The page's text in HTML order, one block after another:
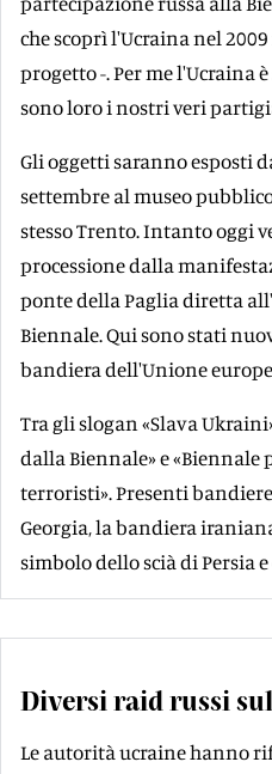
che scoprì l'Ucraina nel
progetto -. Per me l'Ucraina
sono loro i nostri veri
Gli oggetti saranno esposti
settembre al museo
stesso Trento. Intanto oggi
processione dalla
ponte della Paglia diretta
Biennale. Qui sono stati
bandiera dell'Unione
Tra gli slogan «Slava
dalla Biennale» e
terroristi». Presenti
Georgia, la bandiera
simbolo dello scià di Persia
Diversi raid russi
Le autorità ucraine hanno